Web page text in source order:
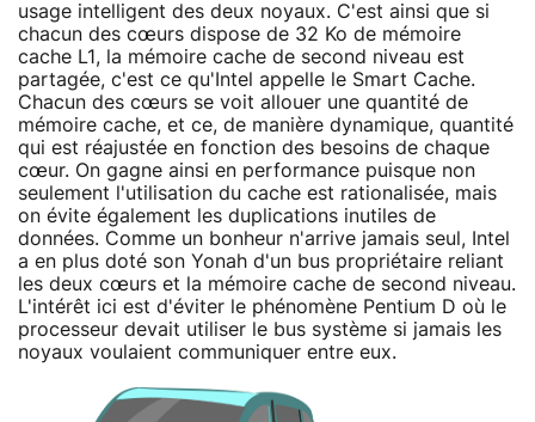
usage intelligent des deux noyaux. C'est ainsi que si
chacun des cœurs dispose de 32 Ko de mémoire
cache L1, la mémoire cache de second niveau est
partagée, c'est ce qu'Intel appelle le Smart Cache.
Chacun des cœurs se voit allouer une quantité de
mémoire cache, et ce, de manière dynamique, quantité
qui est réajustée en fonction des besoins de chaque
cœur. On gagne ainsi en performance puisque non
seulement l'utilisation du cache est rationalisée, mais
on évite également les duplications inutiles de
données. Comme un bonheur n'arrive jamais seul, Intel
a en plus doté son Yonah d'un bus propriétaire reliant
les deux cœurs et la mémoire cache de second niveau.
L'intérêt ici est d'éviter le phénomène Pentium D où le
processeur devait utiliser le bus système si jamais les
noyaux voulaient communiquer entre eux.